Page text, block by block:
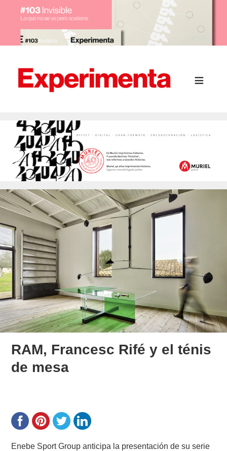
RAM, Francesc Rifé y el ténis
de mesa
Enebe Sport Group anticipa la presentación de su serie